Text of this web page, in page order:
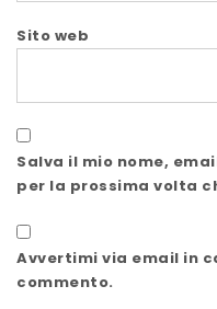
Sito web
Salva il mio nome,
per la prossima volta
Avvertimi via email in
commento.